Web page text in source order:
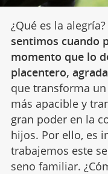
¿Qué es la alegría?
sentimos cuando
momento que lo
placentero,
que transforma
más apacible y
gran poder en la
hijos. Por ello, es
trabajemos este
seno familiar.